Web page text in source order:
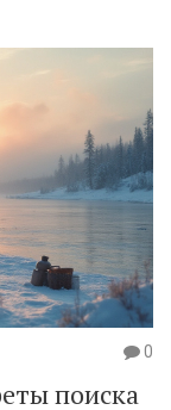
0
поиска